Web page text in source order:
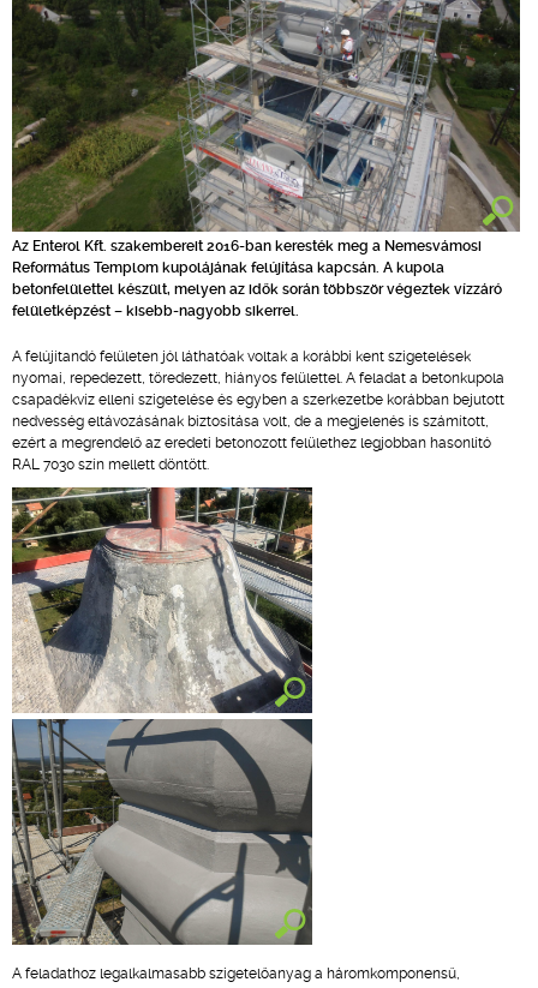
Az Enterol Kft. szakembereit 2016-ban keresték meg a Nemesvámosi
Református Templom kupolájának felújítása kapcsán. A kupola
betonfelülettel készült, melyen az idők során többször végeztek vízzáró
felületképzést – kisebb-nagyobb sikerrel.
A felújítandó felületen jól láthatóak voltak a korábbi kent szigetelések
nyomai, repedezett, töredezett, hiányos felülettel. A feladat a betonkupola
csapadékvíz elleni szigetelése és egyben a szerkezetbe korábban bejutott
nedvesség eltávozásának biztosítása volt, de a megjelenés is számított,
ezért a megrendelő az eredeti betonozott felülethez legjobban hasonlító
RAL 7030 szín mellett döntött.
A feladathoz legalkalmasabb szigetelőanyag a háromkomponensű,